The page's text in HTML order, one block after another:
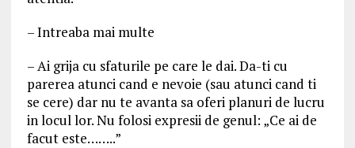
– Intreaba mai multe
– Ai grija cu sfaturile pe care le dai. Da-ti cu
parerea atunci cand e nevoie (sau atunci cand ti
se cere) dar nu te avanta sa oferi planuri de lucru
in locul lor. Nu folosi expresii de genul: „Ce ai de
facut este……..”